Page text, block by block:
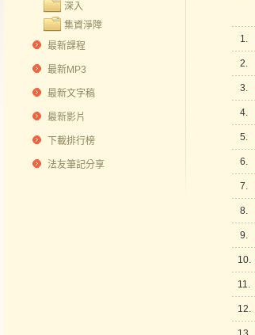
深入
集資淨障
最新課程
最新MP3
最新文字稿
最新影片
下載排行榜
法友筆記分享
1.
2.
3.
4.
5.
6.
7.
8.
9.
10.
11.
12.